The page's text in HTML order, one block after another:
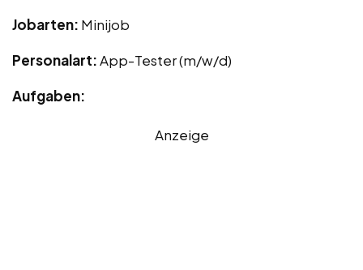
Jobarten: Minijob
Personalart:App-Tester (m/w/d)
Aufgaben:
Anzeige